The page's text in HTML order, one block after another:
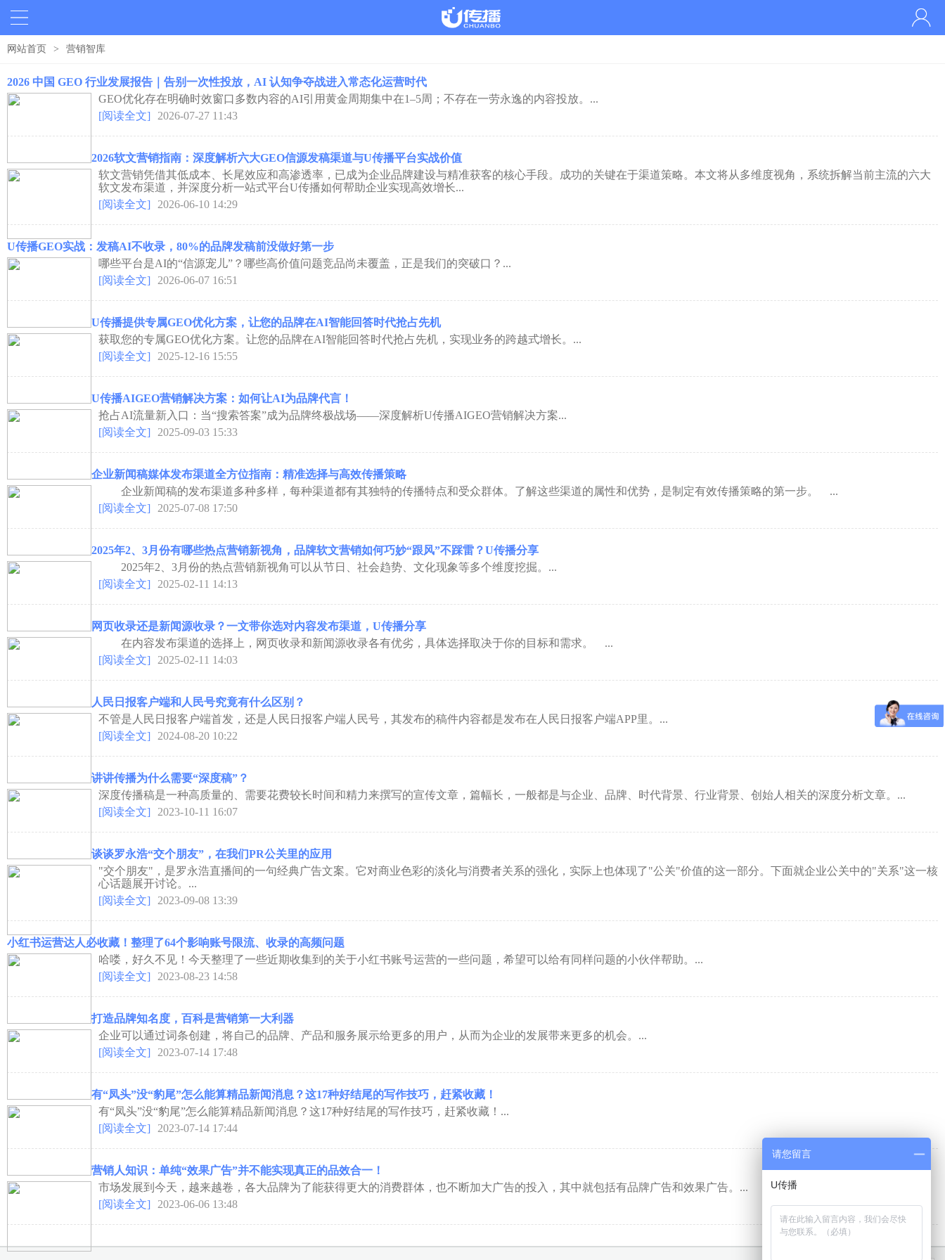
网站首页 > 营销智库
2026 中国 GEO 行业发展报告｜告别一次性投放，AI 认知争夺战进入常态化运营时代
GEO优化存在明确时效窗口多数内容的AI引用黄金周期集中在1–5周；不存在一劳永逸的内容投放。...
[阅读全文]
2026-07-27 11:43
2026软文营销指南：深度解析六大GEO信源发稿渠道与U传播平台实战价值
软文营销凭借其低成本、长尾效应和高渗透率，已成为企业品牌建设与精准获客的核心手段。成功的关键在于渠道策略。本文将从多维度视角，系统拆解当前主流的六大
软文发布渠道，并深度分析一站式平台U传播如何帮助企业实现高效增长...
[阅读全文]
2026-06-10 14:29
U传播GEO实战：发稿AI不收录，80%的品牌发稿前没做好第一步
哪些平台是AI的“信源宠儿”？哪些高价值问题竞品尚未覆盖，正是我们的突破口？...
[阅读全文]
2026-06-07 16:51
U传播提供专属GEO优化方案，让您的品牌在AI智能回答时代抢占先机
获取您的专属GEO优化方案。让您的品牌在AI智能回答时代抢占先机，实现业务的跨越式增长。...
[阅读全文]
2025-12-16 15:55
U传播AIGEO营销解决方案：如何让AI为品牌代言！
抢占AI流量新入口：当“搜索答案”成为品牌终极战场——深度解析U传播AIGEO营销解决方案...
[阅读全文]
2025-09-03 15:33
企业新闻稿媒体发布渠道全方位指南：精准选择与高效传播策略
企业新闻稿的发布渠道多种多样，每种渠道都有其独特的传播特点和受众群体。了解这些渠道的属性和优势，是制定有效传播策略的第一步。 ...
[阅读全文]
2025-07-08 17:50
2025年2、3月份有哪些热点营销新视角，品牌软文营销如何巧妙“跟风”不踩雷？U传播分享
2025年2、3月份的热点营销新视角可以从节日、社会趋势、文化现象等多个维度挖掘。...
[阅读全文]
2025-02-11 14:13
网页收录还是新闻源收录？一文带你选对内容发布渠道，U传播分享
在内容发布渠道的选择上，网页收录和新闻源收录各有优劣，具体选择取决于你的目标和需求。 ...
[阅读全文]
2025-02-11 14:03
人民日报客户端和人民号究竟有什么区别？
不管是人民日报客户端首发，还是人民日报客户端人民号，其发布的稿件内容都是发布在人民日报客户端APP里。...
[阅读全文]
2024-08-20 10:22
讲讲传播为什么需要“深度稿”？
深度传播稿是一种高质量的、需要花费较长时间和精力来撰写的宣传文章，篇幅长，一般都是与企业、品牌、时代背景、行业背景、创始人相关的深度分析文章。...
[阅读全文]
2023-10-11 16:07
谈谈罗永浩“交个朋友”，在我们PR公关里的应用
"交个朋友"，是罗永浩直播间的一句经典广告文案。它对商业色彩的淡化与消费者关系的强化，实际上也体现了"公关"价值的这一部分。下面就企业公关中的"关系"这一核
心话题展开讨论。...
[阅读全文]
2023-09-08 13:39
小红书运营达人必收藏！整理了64个影响账号限流、收录的高频问题
哈喽，好久不见！今天整理了一些近期收集到的关于小红书账号运营的一些问题，希望可以给有同样问题的小伙伴帮助。...
[阅读全文]
2023-08-23 14:58
打造品牌知名度，百科是营销第一大利器
企业可以通过词条创建，将自己的品牌、产品和服务展示给更多的用户，从而为企业的发展带来更多的机会。...
[阅读全文]
2023-07-14 17:48
有“凤头”没“豹尾”怎么能算精品新闻消息？这17种好结尾的写作技巧，赶紧收藏！
有“凤头”没“豹尾”怎么能算精品新闻消息？这17种好结尾的写作技巧，赶紧收藏！...
[阅读全文]
2023-07-14 17:44
营销人知识：单纯“效果广告”并不能实现真正的品效合一！
市场发展到今天，越来越卷，各大品牌为了能获得更大的消费群体，也不断加大广告的投入，其中就包括有品牌广告和效果广告。...
[阅读全文]
2023-06-06 13:48
请您留言